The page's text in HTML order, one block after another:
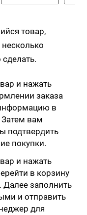
товар,
несколько
и нажать
заказа
в
вам
подтвердить
покупки.
и нажать
в корзину
Далее заполнить
и отправить
для